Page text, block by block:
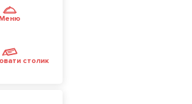
столик